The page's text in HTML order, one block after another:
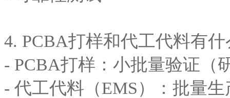
4. PCBA打样和代工代料有
- PCBA打样：小批量验证（
- 代工代料（EMS）：批量